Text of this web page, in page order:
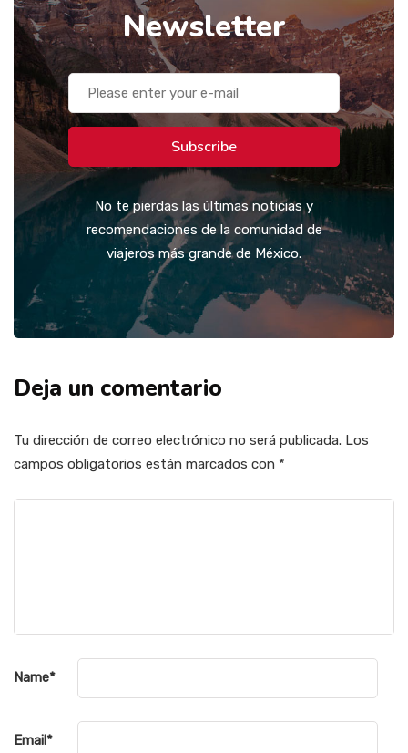
Newsletter
Subscribe
No te pierdas las últimas noticias y
recomendaciones de la comunidad de
viajeros más grande de México.
Deja un comentario
Tu dirección de correo electrónico no será publicada. Los
campos obligatorios están marcados con *
Name*
Email*